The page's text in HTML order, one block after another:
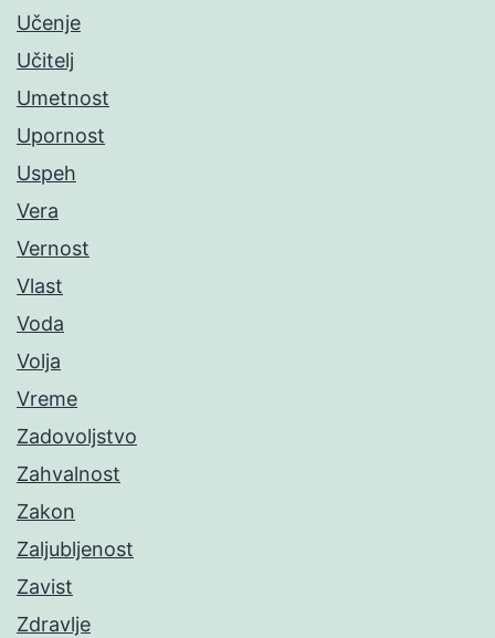
Učenje
Učitelj
Umetnost
Upornost
Uspeh
Vera
Vernost
Vlast
Voda
Volja
Vreme
Zadovoljstvo
Zahvalnost
Zakon
Zaljubljenost
Zavist
Zdravlje